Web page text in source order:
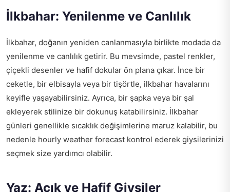
İlkbahar: Yenilenme ve Canlılık
İlkbahar, doğanın yeniden canlanmasıyla birlikte modada da
yenilenme ve canlılık getirir. Bu mevsimde, pastel renkler,
çiçekli desenler ve hafif dokular ön plana çıkar. İnce bir
ceketle, bir elbisayla veya bir tişörtle, ilkbahar havalarını
keyifle yaşayabilirsiniz. Ayrıca, bir şapka veya bir şal
ekleyerek stilinize bir dokunuş katabilirsiniz. İlkbahar
günleri genellikle sıcaklık değişimlerine maruz kalabilir, bu
nedenle hourly weather forecast kontrol ederek giysilerinizi
seçmek size yardımcı olabilir.
Yaz: Açık ve Hafif Giysiler